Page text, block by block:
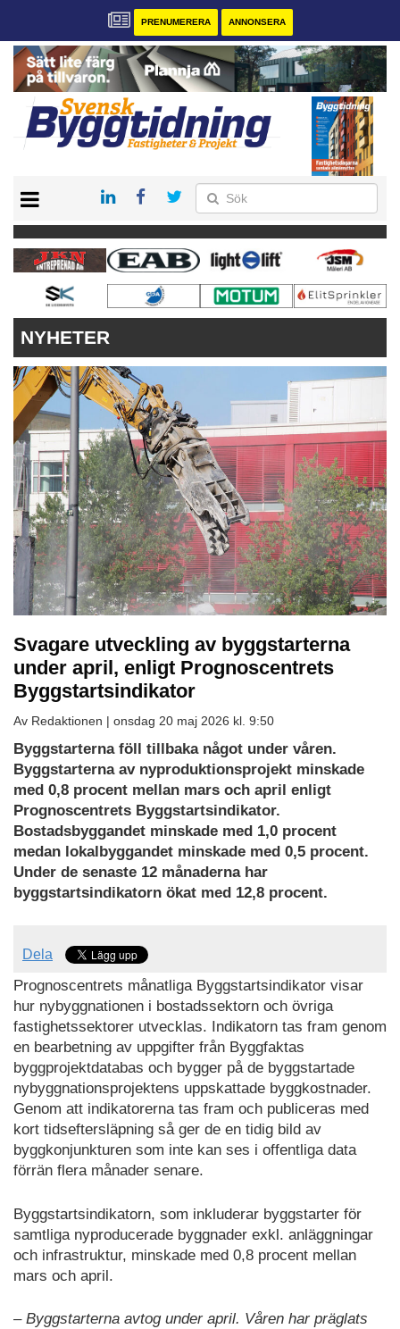
PRENUMERERA ANNONSERA
PRENUMERERA
VÅRA ANDRA MAGASIN
ANNONSERA
NYHETER
Svagare utveckling av byggstarterna
under april, enligt Prognoscentrets
Byggstartsindikator
Av Redaktionen | onsdag 20 maj 2026 kl. 9:50
Byggstarterna föll tillbaka något under våren.
Byggstarterna av nyproduktionsprojekt minskade
med 0,8 procent mellan mars och april enligt
Prognoscentrets Byggstartsindikator.
Bostadsbyggandet minskade med 1,0 procent
medan lokalbyggandet minskade med 0,5 procent.
Under de senaste 12 månaderna har
byggstartsindikatorn ökat med 12,8 procent.
Dela
Prognoscentrets månatliga Byggstartsindikator visar
hur nybyggnationen i bostadssektorn och övriga
fastighetssektorer utvecklas. Indikatorn tas fram genom
en bearbetning av uppgifter från Byggfaktas
byggprojektdatabas och bygger på de byggstartade
nybyggnationsprojektens uppskattade byggkostnader.
Genom att indikatorerna tas fram och publiceras med
kort tidseftersläpning så ger de en tidig bild av
byggkonjunkturen som inte kan ses i offentliga data
förrän flera månader senare.
Byggstartsindikatorn, som inkluderar byggstarter för
samtliga nyproducerade byggnader exkl. anläggningar
och infrastruktur, minskade med 0,8 procent mellan
mars och april.
– Byggstarterna avtog under april. Våren har präglats